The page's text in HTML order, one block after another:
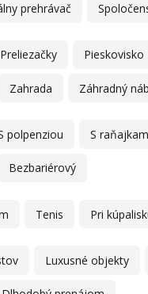
prehrávač
Preliezačky Pieskovisko
Zahrada Záhradný
polpenziou S
Bezbariérový
Tenis Pri
Luxusné objekty